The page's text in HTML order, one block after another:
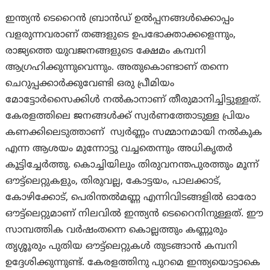
ഇന്ത്യൻ ടെറൈൻ ബ്രാൻഡ് ഉൽപ്പനങ്ങൾക്കൊപ്പം
വളരുന്നവരാണ് തങ്ങളുടെ ഉപഭോക്താക്കളെന്നും,
രാജ്യത്തെ യുവജനങ്ങളുടെ ക്ഷേമം കമ്പനി
ആഗ്രഹിക്കുന്നുവെന്നും. അതുകൊണ്ടാണ് തന്നെ
ചെറുപ്പക്കാർക്കുവേണ്ടി ഒരു പ്രീമിയം
മോട്ടോർസൈക്കിൾ നൽകാനാണ് തീരുമാനിച്ചിട്ടുള്ളത്.
കേരളത്തിലെ ജനങ്ങൾക്ക് സ്വർണത്തോടുള്ള പ്രിയം
കണക്കിലെടുത്താണ് സ്വർണ്ണം സമ്മാനമായി നൽകുക
എന്ന ആശയം മുന്നോട്ടു വച്ചതെന്നും അധികൃതർ
കൂട്ടിച്ചേർത്തു. കൊച്ചിയിലും തിരുവനന്തപുരത്തും മൂന്ന്
ഔട്ട്‌ലെറ്റുകളും, തിരുവല്ല, കോട്ടയം, പാലക്കാട്,
കോഴിക്കോട്, പെരിന്തൽമണ്ണ എന്നിവിടങ്ങളിൽ ഓരോ
ഔട്ട്‌ലെറ്റുമാണ് നിലവിൽ ഇന്ത്യൻ ടെറൈനിനുള്ളത്. ഈ
സാമ്പത്തിക വർഷംതന്നെ കൊല്ലത്തും കണ്ണൂരും
തൃശ്ശൂരും പുതിയ ഔട്ട്ലെറ്റുകൾ തുടങ്ങാൻ കമ്പനി
ഉദ്ദേശിക്കുന്നുണ്ട്. കേരളത്തിനു പുറമെ ഇന്ത്യയൊട്ടാകെ